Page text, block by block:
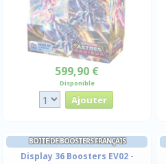
599,90 €
Disponible
BOITE DE BOOSTERS FRANÇAIS
Display 36 Boosters EV02 -